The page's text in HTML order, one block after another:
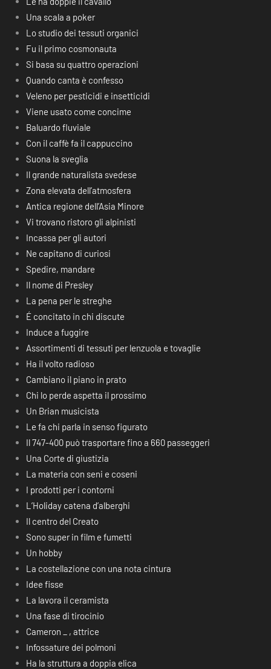
Una scala a poker
Lo studio dei tessuti organici
Fu il primo cosmonauta
Si basa su quattro operazioni
Quando canta è confesso
Veleno per pesticidi e insetticidi
Viene usato come concime
Baluardo fluviale
Con il caffè fa il cappuccino
Suona la sveglia
Il grande naturalista svedese
Zona elevata dell’atmosfera
Antica regione dell’Asia Minore
Vi trovano ristoro gli alpinisti
Incassa per gli autori
Ne capitano di curiosi
Spedire, mandare
Il nome di Presley
La pena per le streghe
É concitato in chi discute
Induce a fuggire
Assortimenti di tessuti per lenzuola e tovaglie
Ha il volto radioso
Cambiano il piano in prato
Chi lo perde aspetta il prossimo
Un Brian musicista
Le fa chi parla in senso figurato
Il 747-400 può trasportare fino a 660 passeggeri
Una Corte di giustizia
La materia con seni e coseni
I prodotti per i contorni
L’Holiday catena d’alberghi
Il centro del Creato
Sono super in film e fumetti
Un hobby
La costellazione con una nota cintura
Idee fisse
La lavora il ceramista
Una fase di tirocinio
Cameron _ , attrice
Infossature dei polmoni
Ha la struttura a doppia elica